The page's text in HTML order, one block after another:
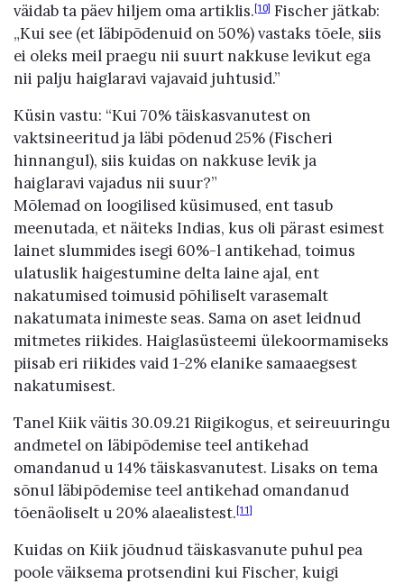
väidab ta päev hiljem oma artiklis.[10] Fischer jätkab:
„Kui see (et läbipõdenuid on 50%) vastaks tõele, siis
ei oleks meil praegu nii suurt nakkuse levikut ega
nii palju haiglaravi vajavaid juhtusid.”
Küsin vastu: “Kui 70% täiskasvanutest on
vaktsineeritud ja läbi põdenud 25% (Fischeri
hinnangul), siis kuidas on nakkuse levik ja
haiglaravi vajadus nii suur?”
Mõlemad on loogilised küsimused, ent tasub
meenutada, et näiteks Indias, kus oli pärast esimest
lainet slummides isegi 60%-l antikehad, toimus
ulatuslik haigestumine delta laine ajal, ent
nakatumised toimusid põhiliselt varasemalt
nakatumata inimeste seas. Sama on aset leidnud
mitmetes riikides. Haiglasüsteemi ülekoormamiseks
piisab eri riikides vaid 1-2% elanike samaaegsest
nakatumisest.
Tanel Kiik väitis 30.09.21 Riigikogus, et seireuuringu
andmetel on läbipõdemise teel antikehad
omandanud u 14% täiskasvanutest. Lisaks on tema
sõnul läbipõdemise teel antikehad omandanud
tõenäoliselt u 20% alaealistest.[11]
Kuidas on Kiik jõudnud täiskasvanute puhul pea
poole väiksema protsendini kui Fischer, kuigi